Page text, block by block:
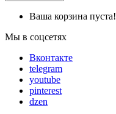
Ваша корзина пуста!
Мы в соцсетях
Вконтакте
telegram
youtube
pinterest
dzen